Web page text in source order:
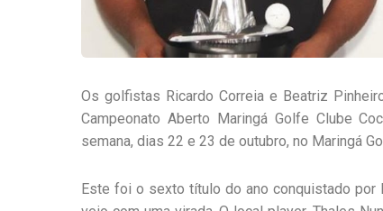
Os golfistas Ricardo Correia e Beatriz
Campeonato Aberto Maringá Golfe Clube
semana, dias 22 e 23 de outubro, no Maringá
Este foi o sexto título do ano conquistado por